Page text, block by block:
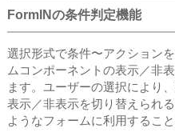
FormINの条件判定機能
選択形式で条件〜アクション
ムコンポーネントの表示／非
ます。ユーザーの選択により
表示／非表示を切り替えられ
ようなフォームに利用すること